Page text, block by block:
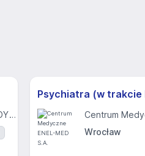
JD SP. Z O. O. SP. KOMANDYTOWO-AKCYJNA
Wrocław